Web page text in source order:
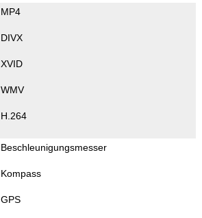
MP4
DIVX
XVID
WMV
H.264
Beschleunigungsmesser
Kompass
GPS